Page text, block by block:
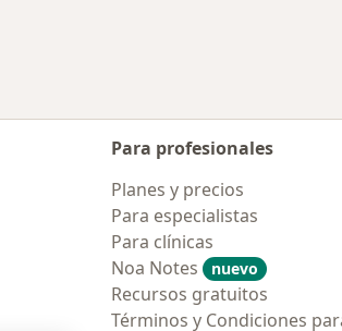
Para profesionales
Planes y precios
Para especialistas
Para clínicas
Noa Notes
nuevo
Recursos gratuitos
Términos y Condiciones